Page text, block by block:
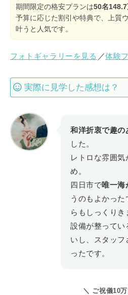
期間限定の格安プランは50名148.7
予算に応じた割引や特典で、上質
叶うと人気です。
フォトギャラリーを見る ／体験
実際に見学した感想は？
和洋折衷で趣の
した。
レトロな雰囲
め。
四日市で唯一海
うのもよかった
らもしっくりき
設備が整ってい
いし、スタッ
ったです。
＼ ご祝儀10